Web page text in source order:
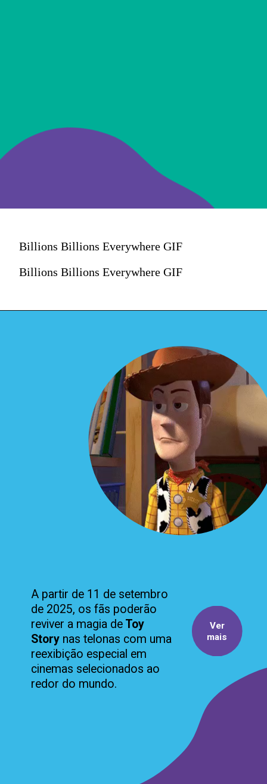
Billions Billions Everywhere GIF
Billions Billions Everywhere GIF
A partir de 11 de setembro
de 2025, os fãs poderão
reviver a magia de Toy
Story nas telonas com uma
reexibição especial em
cinemas selecionados ao
redor do mundo.
Ver
mais